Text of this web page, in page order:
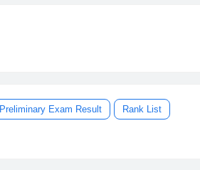
Preliminary Exam Result Rank List